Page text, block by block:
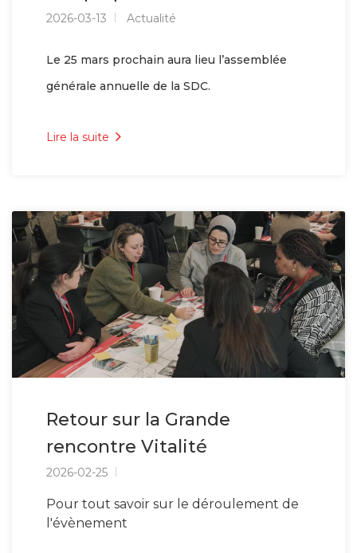
2026-03-13 Actualité
Le 25 mars prochain aura lieu l’assemblée
générale annuelle de la SDC.
Lire la suite
Retour sur la Grande
rencontre Vitalité
2026-02-25
Pour tout savoir sur le déroulement de
l'évènement